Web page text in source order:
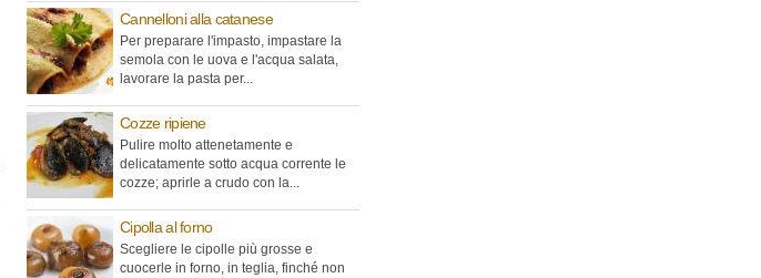
Cannelloni alla catanese
Per preparare l'impasto, impastare la
semola con le uova e l'acqua salata,
lavorare la pasta per...
Cozze ripiene
Pulire molto attenetamente e
delicatamente sotto acqua corrente le
cozze; aprirle a crudo con la...
Cipolla al forno
Scegliere le cipolle più grosse e
cuocerle in forno, in teglia, finché non